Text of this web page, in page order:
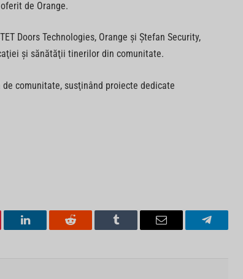
de Orange.
Doors Technologies, Orange şi Ştefan Security,
şi sănătăţii tinerilor din comunitate.
comunitate, susţinând proiecte dedicate
LinkedIn Reddit Tumblr Email